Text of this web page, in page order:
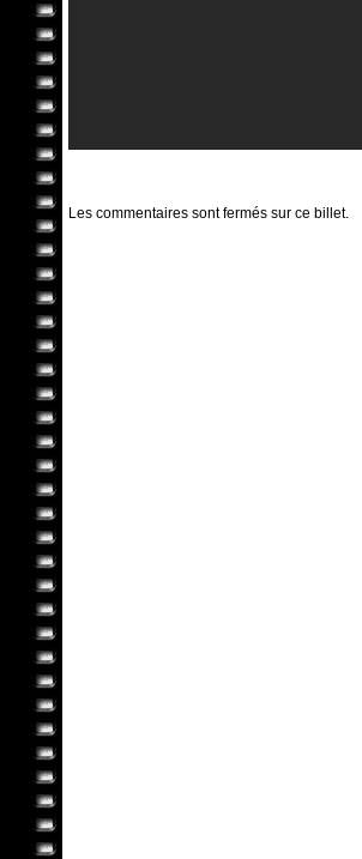
Les commentaires sont fermés sur ce billet.